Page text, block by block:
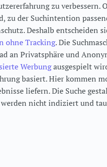
zu verbessern.
zu der Suchintention
Deshalb entscheiden
ohne Tracking. Die
an Privatsphäre und
Werbungausgespielt
basiert. Hier kommen
liefern. Die Suche
nicht indiziert und